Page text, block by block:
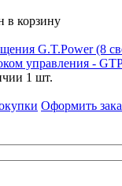
в корзину
G.T.Power (8
управления -
1 шт.
Оформить